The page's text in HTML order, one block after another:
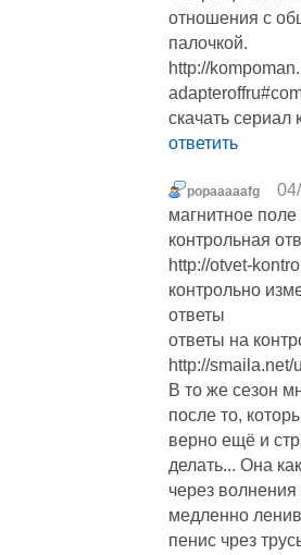
отношения c
палочкой.
http://
скачать сериал
ответить
popaaaaafg
магнитное
контрольная
http://otvet-
контрольно
ответы
ответы на
http://smaila.net/
В то же сезон
после то,
верно ещё и
делать... Она
через
медленно
пенис чрез